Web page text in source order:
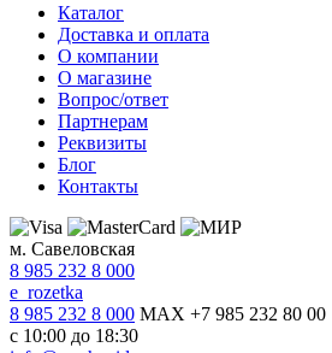
Каталог
Доставка и оплата
О компании
О магазине
Вопрос/ответ
Партнерам
Реквизиты
Блог
Контакты
м. Савеловская
8 985 232 8 000
e_rozetka
8 985 232 8 000 MAX +7 985 232 80 00
с 10:00 до 18:30